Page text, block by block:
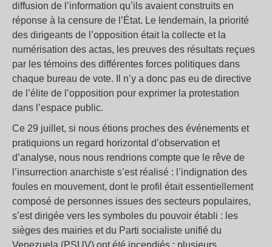
diffusion de l’information qu’ils avaient construits en
réponse à la censure de l’État. Le lendemain, la priorité
des dirigeants de l’opposition était la collecte et la
numérisation des actas, les preuves des résultats reçues
par les témoins des différentes forces politiques dans
chaque bureau de vote. Il n’y a donc pas eu de directive
de l’élite de l’opposition pour exprimer la protestation
dans l’espace public.
Ce 29 juillet, si nous étions proches des événements et
pratiquions un regard horizontal d’observation et
d’analyse, nous nous rendrions compte que le rêve de
l’insurrection anarchiste s’est réalisé : l’indignation des
foules en mouvement, dont le profil était essentiellement
composé de personnes issues des secteurs populaires,
s’est dirigée vers les symboles du pouvoir établi : les
sièges des mairies et du Parti socialiste unifié du